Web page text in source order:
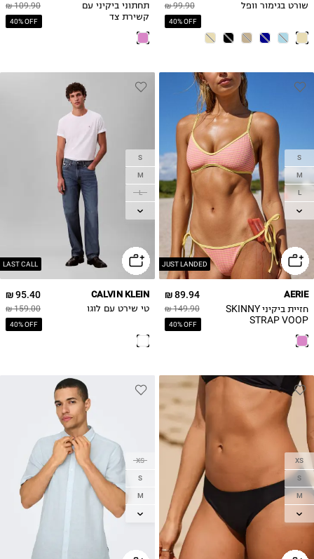
99.90 ₪
40% OFF
שורט בגימור וופל 109.90 ₪
40% OFF
תחתוני ביקיני עם
קשירת צד
JUST LANDED
S
M
L
XL
89.94 ₪
149.90 ₪
40% OFF
AERIE
חזיית ביקיני SKINNY
STRAP VOOP
LAST CALL
S
M
L
XL
95.40 ₪
159.00 ₪
40% OFF
CALVIN KLEIN
טי שירט עם לוגו
XS
S
M
L
XS
S
M
L